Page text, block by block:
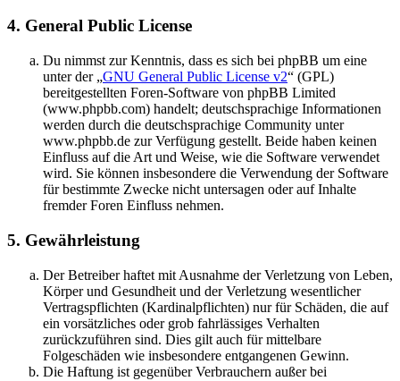
4. General Public License
Du nimmst zur Kenntnis, dass es sich bei phpBB um eine
unter der „GNU General Public License v2“ (GPL)
bereitgestellten Foren-Software von phpBB Limited
(www.phpbb.com) handelt; deutschsprachige Informationen
werden durch die deutschsprachige Community unter
www.phpbb.de zur Verfügung gestellt. Beide haben keinen
Einfluss auf die Art und Weise, wie die Software verwendet
wird. Sie können insbesondere die Verwendung der Software
für bestimmte Zwecke nicht untersagen oder auf Inhalte
fremder Foren Einfluss nehmen.
5. Gewährleistung
Der Betreiber haftet mit Ausnahme der Verletzung von Leben,
Körper und Gesundheit und der Verletzung wesentlicher
Vertragspflichten (Kardinalpflichten) nur für Schäden, die auf
ein vorsätzliches oder grob fahrlässiges Verhalten
zurückzuführen sind. Dies gilt auch für mittelbare
Folgeschäden wie insbesondere entgangenen Gewinn.
Die Haftung ist gegenüber Verbrauchern außer bei